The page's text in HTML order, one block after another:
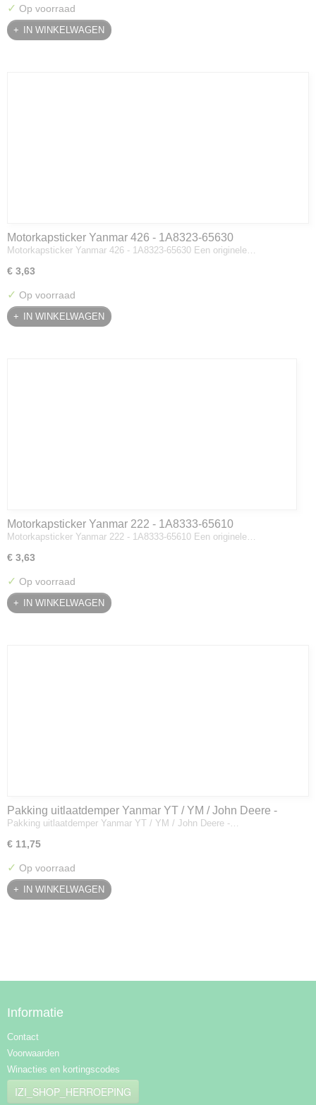
✓ Op voorraad
IN WINKELWAGEN
Motorkapsticker Yanmar 426 - 1A8323-65630
Motorkapsticker Yanmar 426 - 1A8323-65630 Een originele…
€ 3,63
✓ Op voorraad
IN WINKELWAGEN
Motorkapsticker Yanmar 222 - 1A8333-65610
Motorkapsticker Yanmar 222 - 1A8333-65610 Een originele…
€ 3,63
✓ Op voorraad
IN WINKELWAGEN
Pakking uitlaatdemper Yanmar YT / YM / John Deere -
128300-13230
Pakking uitlaatdemper Yanmar YT / YM / John Deere -…
€ 11,75
✓ Op voorraad
IN WINKELWAGEN
Informatie
Contact
Voorwaarden
Winacties en kortingscodes
IZI_SHOP_HERROEPING